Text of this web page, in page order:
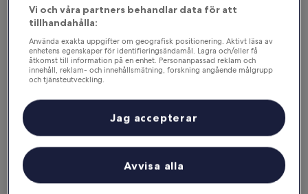
Tjäna förmåner för varje natt du bor
Spara mer med medlemspriser
Se priser för dessa datum
Nästa helg
Om två veckor
Om en månad
Om två månader
Vi och våra partners behandlar data för att
tillhandahålla:
Använda exakta uppgifter om geografisk positionering. Aktivt läsa av
enhetens egenskaper för identifieringsändamål. Lagra och/eller få
åtkomst till information på en enhet. Personanpassad reklam och
innehåll, reklam- och innehållsmätning, forskning angående målgrupp
och tjänsteutveckling.
Avvisa alla
Jag accepterar